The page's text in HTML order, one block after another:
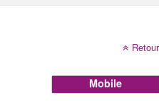
Mobile